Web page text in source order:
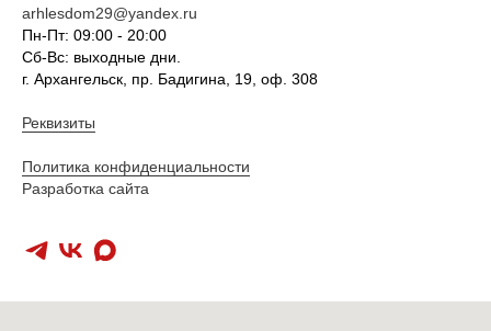
arhlesdom29@yandex.ru
Пн-Пт: 09:00 - 20:00
Сб-Вс: выходные дни.
г. Архангельск, пр. Бадигина, 19, оф. 308
Реквизиты
Политика конфиденциальности
Разработка сайта